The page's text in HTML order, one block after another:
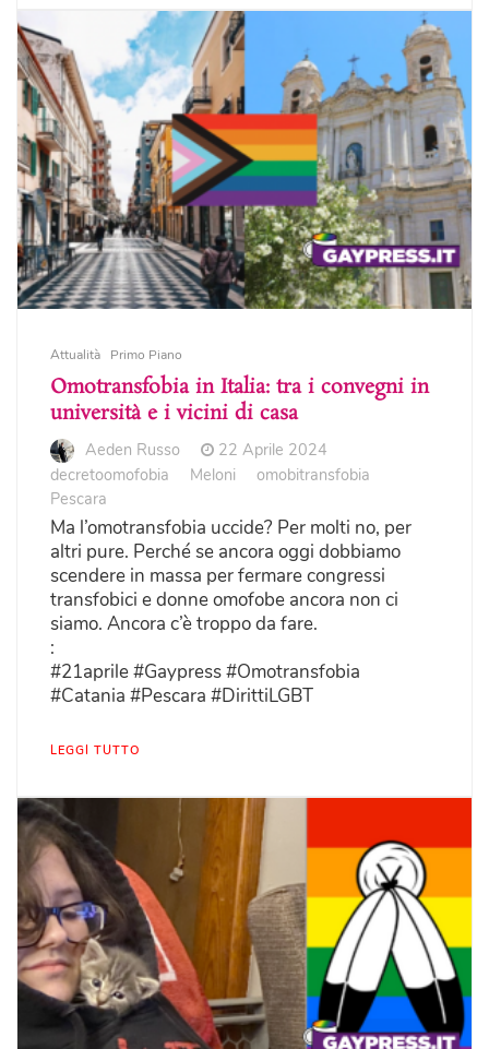
Attualità Primo Piano
Omotransfobia in Italia: tra i convegni in
università e i vicini di casa
Aeden Russo
22 Aprile 2024
decretoomofobia
Meloni
omobitransfobia
Pescara
Ma l’omotransfobia uccide? Per molti no, per
altri pure. Perché se ancora oggi dobbiamo
scendere in massa per fermare congressi
transfobici e donne omofobe ancora non ci
siamo. Ancora c’è troppo da fare.
:
#21aprile #Gaypress #Omotransfobia
#Catania #Pescara #DirittiLGBT
LEGGI TUTTO